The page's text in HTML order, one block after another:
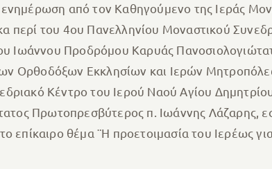
από τον Καθηγούμενο της Ιεράς
περί του 4ου Πανελληνίου Μοναστικού
Ιωάννου Προδρόμου Καρυάς
Ορθοδόξων Εκκλησίων και Ιερών
Κέντρο του Ιερού Ναού Αγίου
Πρωτοπρεσβύτερος π. Ιωάννης Λάζαρης,
θέμα ¨Η προετοιμασία του Ιερέως